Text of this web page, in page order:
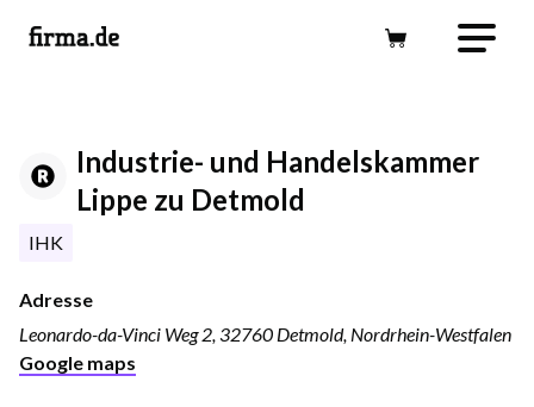
Industrie- und Handelskammer
Lippe zu Detmold
IHK
Adresse
Leonardo-da-Vinci Weg 2, 32760 Detmold, Nordrhein-Westfalen
Google maps